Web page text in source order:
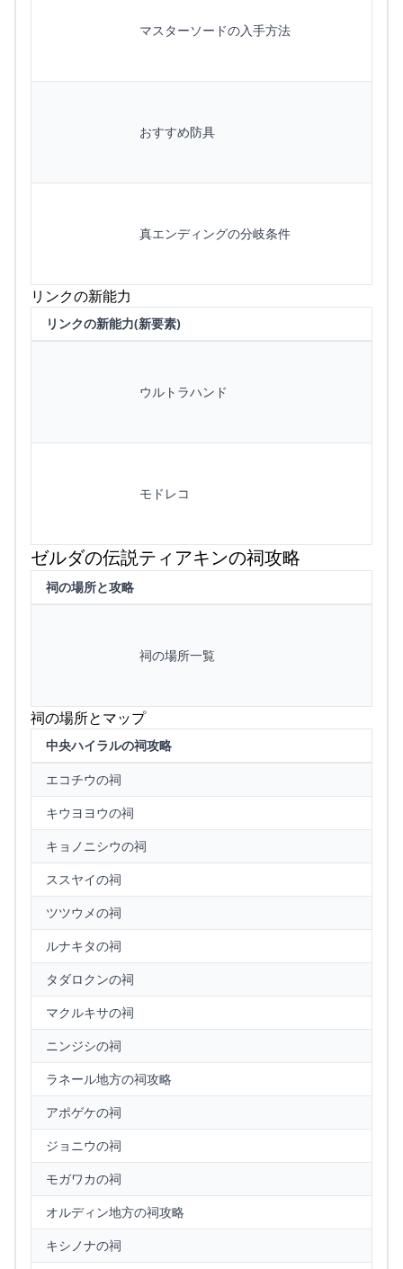
マスターソードの入手方法
おすすめ防具
真エンディングの分岐条件
リンクの新能力
リンクの新能力(新要素)
ウルトラハンド
モドレコ
ゼルダの伝説ティアキンの祠攻略
祠の場所と攻略
祠の場所一覧
祠の場所とマップ
中央ハイラルの祠攻略
エコチウの祠
キウヨヨウの祠
キョノニシウの祠
ススヤイの祠
ツツウメの祠
ルナキタの祠
タダロクンの祠
マクルキサの祠
ニンジシの祠
ラネール地方の祠攻略
アポゲケの祠
ジョニウの祠
モガワカの祠
オルディン地方の祠攻略
キシノナの祠